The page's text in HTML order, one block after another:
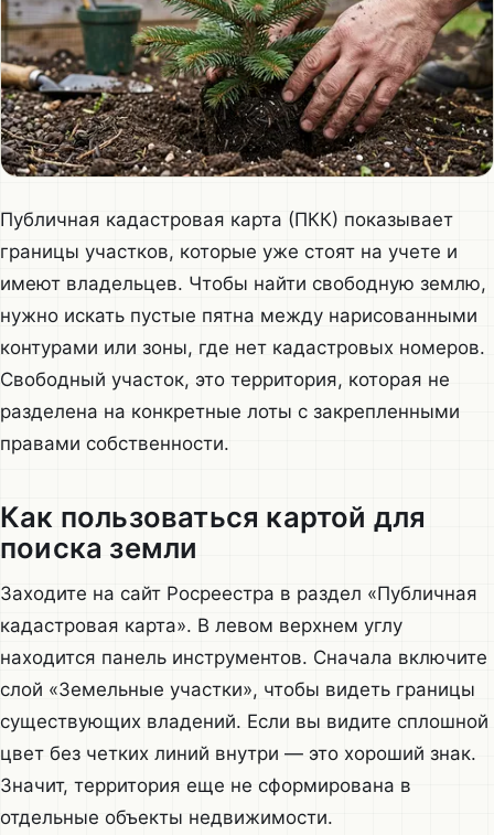
Публичная кадастровая карта (ПКК) показывает
границы участков, которые уже стоят на учете и
имеют владельцев. Чтобы найти свободную землю,
нужно искать пустые пятна между нарисованными
контурами или зоны, где нет кадастровых номеров.
Свободный участок, это территория, которая не
разделена на конкретные лоты с закрепленными
правами собственности.
Как пользоваться картой для
поиска земли
Заходите на сайт Росреестра в раздел «Публичная
кадастровая карта». В левом верхнем углу
находится панель инструментов. Сначала включите
слой «Земельные участки», чтобы видеть границы
существующих владений. Если вы видите сплошной
цвет без четких линий внутри — это хороший знак.
Значит, территория еще не сформирована в
отдельные объекты недвижимости.